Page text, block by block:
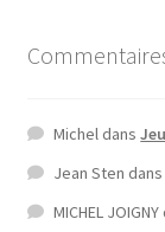
Michel dans
Jean Sten
MICHEL JOIGNY